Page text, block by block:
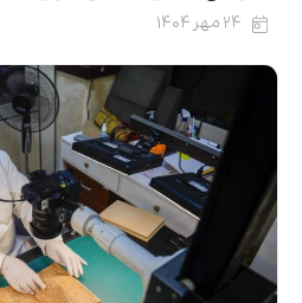
۲۴ مهر ۱۴۰۴